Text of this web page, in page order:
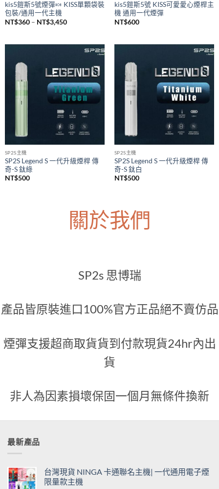
kis5鎧斯5號煙彈🍬 KISS單顆袋裝
包裝/通用一代主機
NT$360 – NT$3,450價
NT$360
kis5鎧斯5號 KISS可愛愛心煙桿主
機 通用一代煙彈
NT$600
SP2S主機
SP2S Legend S 一代升級煙桿 傳
奇-S 鈦綠
NT$500
SP2S主機
SP2S Legend S 一代升級煙桿 傳
奇-S 鈦白
NT$500
關於我們
SP2s 思博瑞
產品皆原裝進口100%官方正品絕不賣仿品
煙彈支援超商取貨貨到付款現貨24hr內出
貨
非人為因素損壞保固一個月無條件換新
最新產品
台灣現貨 NINGA 卡通聯名主機| 一代通用電子煙
限量款主機